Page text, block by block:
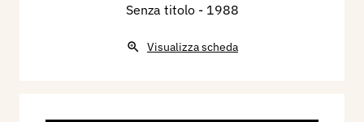
Senza titolo - 1988
Visualizza scheda